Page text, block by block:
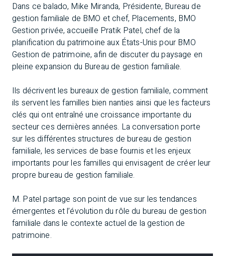
Dans ce balado, Mike Miranda, Présidente, Bureau de
gestion familiale de BMO et chef, Placements, BMO
Gestion privée, accueille Pratik Patel, chef de la
planification du patrimoine aux États-Unis pour BMO
Gestion de patrimoine, afin de discuter du paysage en
pleine expansion du Bureau de gestion familiale.
Ils décrivent les bureaux de gestion familiale, comment
ils servent les familles bien nanties ainsi que les facteurs
clés qui ont entraîné une croissance importante du
secteur ces dernières années. La conversation porte
sur les différentes structures de bureau de gestion
familiale, les services de base fournis et les enjeux
importants pour les familles qui envisagent de créer leur
propre bureau de gestion familiale.
M. Patel partage son point de vue sur les tendances
émergentes et l’évolution du rôle du bureau de gestion
familiale dans le contexte actuel de la gestion de
patrimoine.